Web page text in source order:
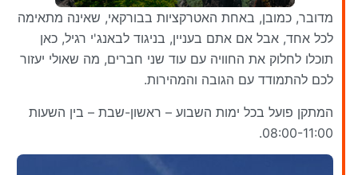
מדובר, כמובן, באחת האטרקציות בבורקאי, שאינה מתאימה
לכל אחד, אבל אם אתם בעניין, בניגוד לבאנג'י רגיל, כאן
תוכלו לחלוק את החוויה עם עוד שני חברים, מה שאולי יעזור
לכם להתמודד עם הגובה והמהירות.
המתקן פועל בכל ימות השבוע – ראשון-שבת – בין השעות
08:00-11:00.